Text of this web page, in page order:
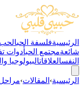
الرئيسيةفلسفة الحبالحب
شائعةمجتمع الحبأدوات
النفسالعلاقاتالبيولوجيا
الرئيسية› المقالات›